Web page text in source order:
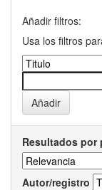
Añadir filtros:
Usa los filtros
Resultados por
Autor/registro